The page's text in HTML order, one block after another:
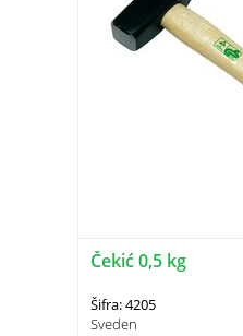
Čekić 0,5 kg
Šifra: 4205
Sveden